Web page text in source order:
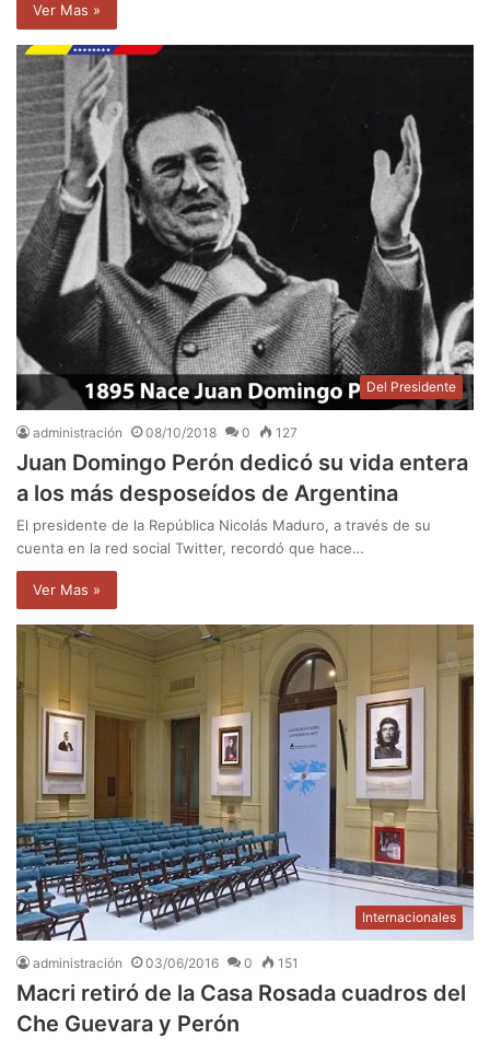
Ver Mas »
Del Presidente
administración 08/10/2018 0 127
Juan Domingo Perón dedicó su vida entera
a los más desposeídos de Argentina
El presidente de la República Nicolás Maduro, a través de su
cuenta en la red social Twitter, recordó que hace…
Ver Mas »
Internacionales
administración 03/06/2016 0 151
Macri retiró de la Casa Rosada cuadros del
Che Guevara y Perón